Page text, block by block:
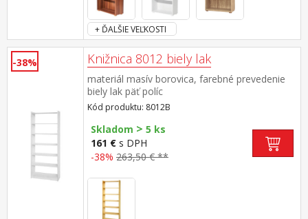
+ ĎALŠIE VEĽKOSTI
-38% Knižnica 8012 biely lak
materiál masív borovica, farebné prevedenie
biely lak päť políc
Kód produktu: 8012B
Skladom > 5 ks
161 € s DPH
-38% 263,50 € **